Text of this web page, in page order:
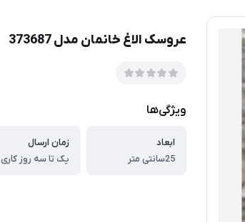
عروسک الاغ خانمان مدل 373687
ویژگی‌ها
ابعاد
25سانتی متر
زمان ارسال
یک تا سه روز کاری